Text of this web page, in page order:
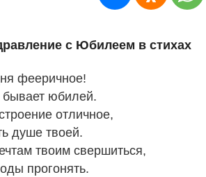
с Юбилеем в стихах
фееричное!
юбилей.
отличное,
душе твоей.
твоим свершиться,
прогонять.